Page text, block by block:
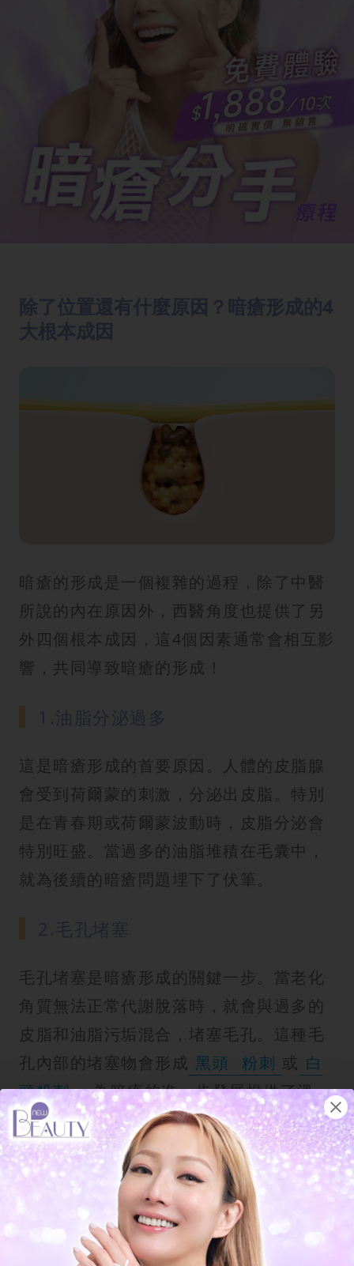
暗瘡的形成是一個複雜的過程，除了中醫
所說的內在原因外，西醫角度也提供了另
外四個根本成因，這4個因素通常會相互影
響，共同導致暗瘡的形成！
這是暗瘡形成的首要原因。人體的皮脂腺
會受到荷爾蒙的刺激，分泌出皮脂。特別
是在青春期或荷爾蒙波動時，皮脂分泌會
特別旺盛。當過多的油脂堆積在毛囊中，
就為後續的暗瘡問題埋下了伏筆。
毛孔堵塞是暗瘡形成的關鍵一步。當老化
角質無法正常代謝脫落時，就會與過多的
皮脂和油脂污垢混合，堵塞毛孔。這種毛
孔內部的堵塞物會形成 黑頭 粉刺 或 白
頭粉刺 ，為暗瘡的進一步發展提供了溫
床。
3.細菌繁殖
毛囊中存在一種名為「痤瘡桿菌」的細
菌。在正常情況下，它們與皮膚和平共